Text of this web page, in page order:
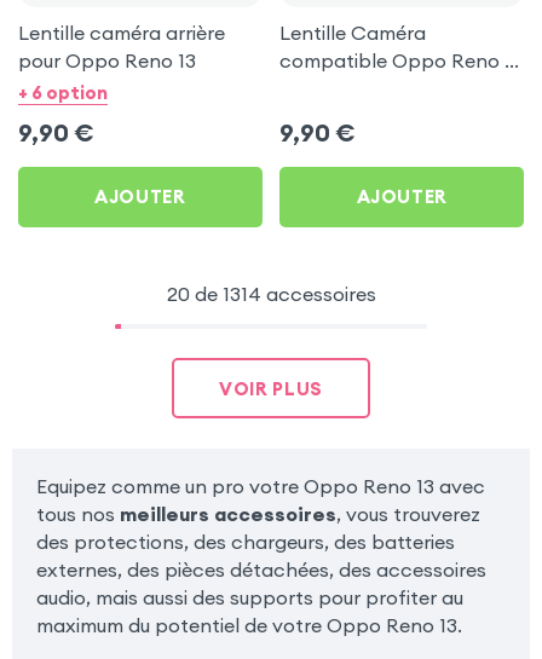
Lentille caméra arrière
pour Oppo Reno 13
+ 6 option
9,90 €
AJOUTER
Lentille Caméra
compatible Oppo Reno 13
9,90 €
AJOUTER
20 de 1314 accessoires
VOIR PLUS
Equipez comme un pro votre Oppo Reno 13 avec
tous nos meilleurs accessoires, vous trouverez
des protections, des chargeurs, des batteries
externes, des pièces détachées, des accessoires
audio, mais aussi des supports pour profiter au
maximum du potentiel de votre Oppo Reno 13.